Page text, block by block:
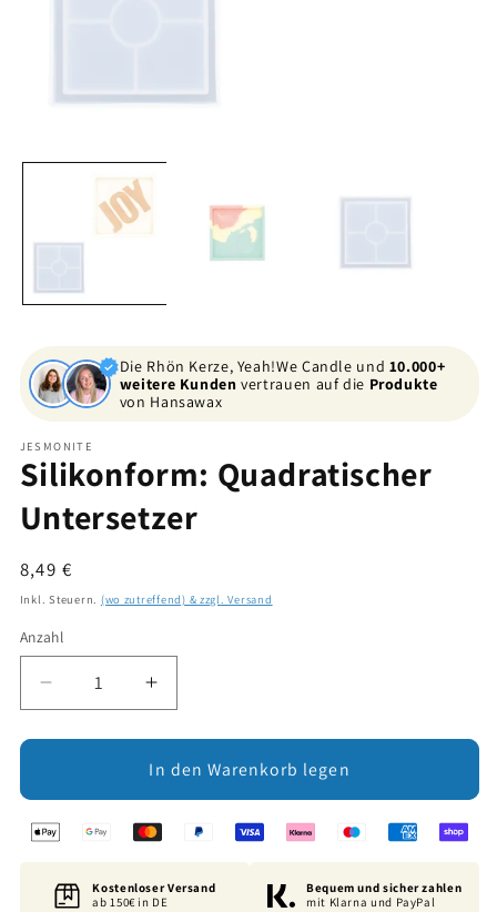
1
Die Rhön Kerze, Yeah!We Candle und 10.000+
weitere Kunden vertrauen auf die Produkte
von Hansawax
JESMONITE
Silikonform: Quadratischer
Untersetzer
Normaler
Preis
8,49 €
Inkl. Steuern. (wo zutreffend) & zzgl. Versand
Anzahl
Verringere
die
Menge
Untersetzer
Erhöhe
die
Menge
für
Untersetzer
In den Warenkorb legen
Kostenloser Versand
ab 150€ in DE
Bequem und sicher zahlen
mit Klarna und PayPal